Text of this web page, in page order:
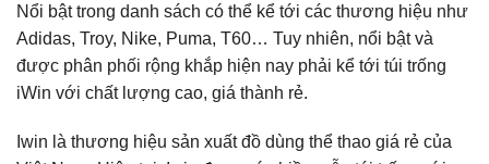
Nổi bật trong danh sách có thể kể tới các thương hiệu như
Adidas, Troy, Nike, Puma, T60… Tuy nhiên, nổi bật và
được phân phối rộng khắp hiện nay phải kể tới túi trống
iWin với chất lượng cao, giá thành rẻ.
Iwin là thương hiệu sản xuất đồ dùng thể thao giá rẻ của